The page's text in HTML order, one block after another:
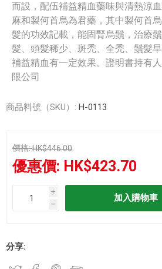
而設，配伍補益精血藥味與清熱涼
麻和製何首烏為君藥，其中製何首
髮的功效記載，能固腎烏鬚，治療
髮、頭髮稀少、斑禿、全禿、鬚髮
補益精血有一定效果。證明書持有
限公司
商品料號（SKU）: H-0113
價格:HK$446.00
優惠價: HK$423.70
i
h
分享: